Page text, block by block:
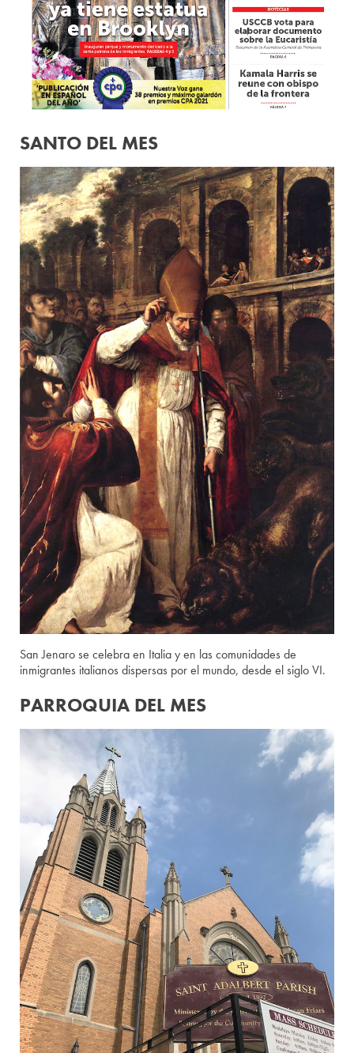
SANTO DEL MES
San Jenaro se celebra en Italia y en las comunidades de
inmigrantes italianos dispersas por el mundo, desde el siglo VI.
PARROQUIA DEL MES